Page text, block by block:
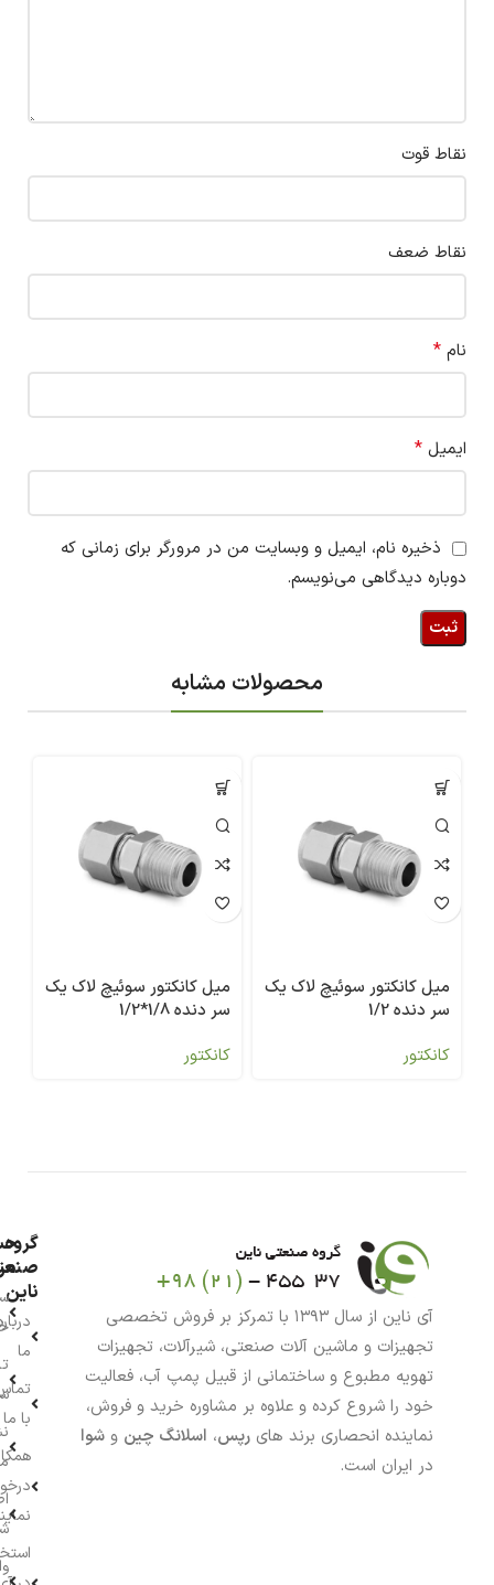
نقاط قوت
نقاط ضعف
نام *
ایمیل *
ذخیره نام، ایمیل و وبسایت من در مرورگر برای زمانی که
دوباره دیدگاهی می‌نویسم.
محصولات مشابه
میل کانکتور سوئیچ لاک یک
سر دنده 1/2
کانکتور
میل کانکتور سوئیچ لاک یک
سر دنده 1/8*1/2
کانکتور
آی ناین از سال ۱۳۹۳ با تمرکز بر فروش تخصصی
تجهیزات و ماشین آلات صنعتی، شیرآلات، تجهیزات
تهویه مطبوع و ساختمانی از قبیل پمپ آب، فعالیت
خود را شروع کرده و علاوه بر مشاوره خرید و فروش،
نماینده انحصاری برند های رپس، اسلانگ چین و شوا
در ایران است.
گروه
ناین
ما
با ما